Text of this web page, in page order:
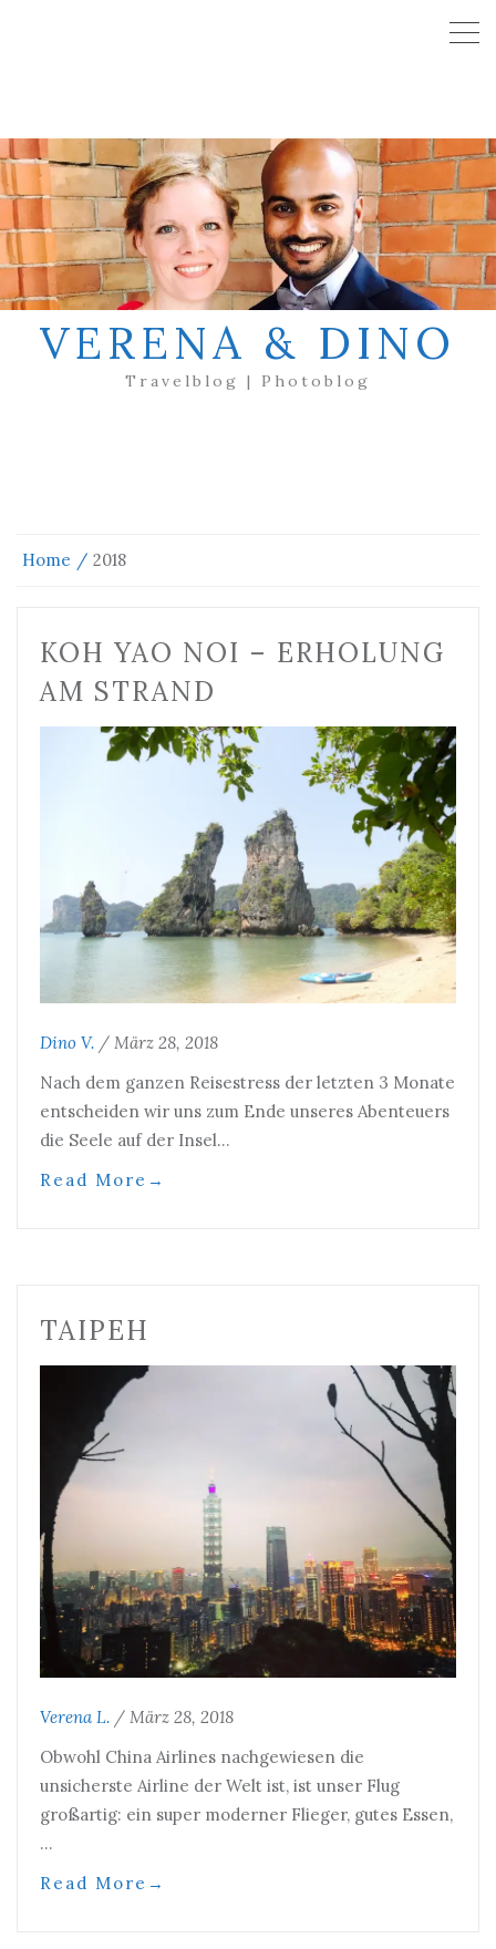
VERENA & DINO
Travelblog | Photoblog
Home 2018
KOH YAO NOI – ERHOLUNG
AM STRAND
Dino V. / März 28, 2018
Nach dem ganzen Reisestress der letzten 3 Monate
entscheiden wir uns zum Ende unseres Abenteuers
die Seele auf der Insel…
Read More →
TAIPEH
Verena L. / März 28, 2018
Obwohl China Airlines nachgewiesen die
unsicherste Airline der Welt ist, ist unser Flug
großartig: ein super moderner Flieger, gutes Essen,
…
Read More →